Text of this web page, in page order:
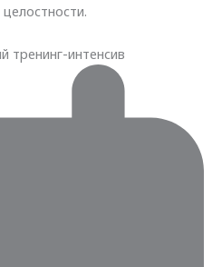
тренинг-интенсив